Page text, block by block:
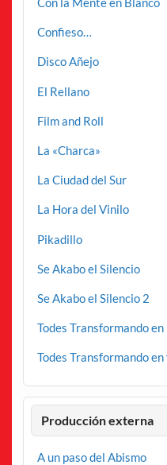
Confieso…
Disco Añejo
El Rellano
Film and Roll
La «Charca»
La Ciudad del Sur
La Hora del Vinilo
Pikadillo
Se Akabo el Silencio
Se Akabo el Silencio 2
Todes Transformando
Todes Transformando
Producción externa
A un paso del Abismo